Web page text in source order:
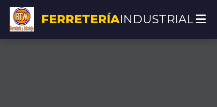
FERRETERÍAINDUSTRIAL